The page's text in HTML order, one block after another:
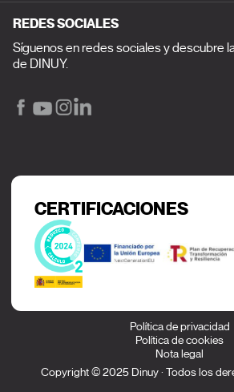
REDES SOCIALES
Síguenos en redes sociales y descubre
de DINUY.
CERTIFICACIONES
Política de privacidad
Política de cookies
Nota legal
Copyright © 2025 Dinuy · Todos los